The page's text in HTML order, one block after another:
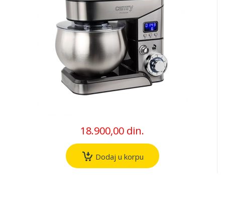
18.900,00 din.
Dodaj u korpu